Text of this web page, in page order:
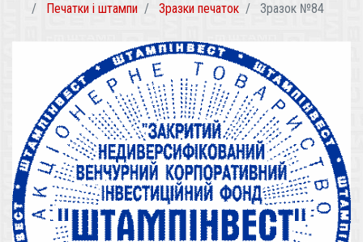
Печатки і штампи
Зразки печаток Зразок №84